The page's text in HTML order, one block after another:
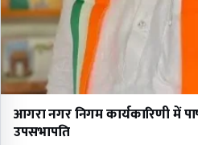
आगरा नगर निगम कार्यकारिणी में
उपसभापति